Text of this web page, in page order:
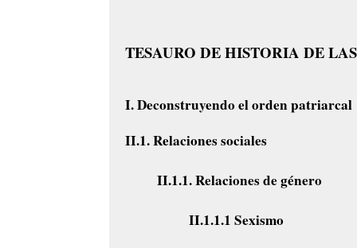
TESAURO DE HISTORIA DE
I. Deconstruyendo el orden patriarcal
II.1. Relaciones sociales
II.1.1. Relaciones de género
II.1.1.1 Sexismo